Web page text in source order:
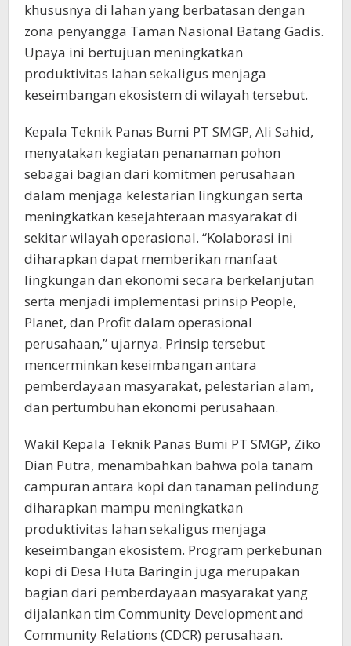
khususnya di lahan yang berbatasan dengan
zona penyangga Taman Nasional Batang Gadis.
Upaya ini bertujuan meningkatkan
produktivitas lahan sekaligus menjaga
keseimbangan ekosistem di wilayah tersebut.
Kepala Teknik Panas Bumi PT SMGP, Ali Sahid,
menyatakan kegiatan penanaman pohon
sebagai bagian dari komitmen perusahaan
dalam menjaga kelestarian lingkungan serta
meningkatkan kesejahteraan masyarakat di
sekitar wilayah operasional. “Kolaborasi ini
diharapkan dapat memberikan manfaat
lingkungan dan ekonomi secara berkelanjutan
serta menjadi implementasi prinsip People,
Planet, dan Profit dalam operasional
perusahaan,” ujarnya. Prinsip tersebut
mencerminkan keseimbangan antara
pemberdayaan masyarakat, pelestarian alam,
dan pertumbuhan ekonomi perusahaan.
Wakil Kepala Teknik Panas Bumi PT SMGP, Ziko
Dian Putra, menambahkan bahwa pola tanam
campuran antara kopi dan tanaman pelindung
diharapkan mampu meningkatkan
produktivitas lahan sekaligus menjaga
keseimbangan ekosistem. Program perkebunan
kopi di Desa Huta Baringin juga merupakan
bagian dari pemberdayaan masyarakat yang
dijalankan tim Community Development and
Community Relations (CDCR) perusahaan.